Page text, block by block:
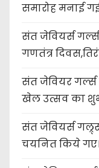
समारोह मनाई
संत जेवियर्स
गणतंत्र
संत जेवियर गर्ल्स
खेल उत्सव का
संत जेवियर्स
चयनित किये गए।